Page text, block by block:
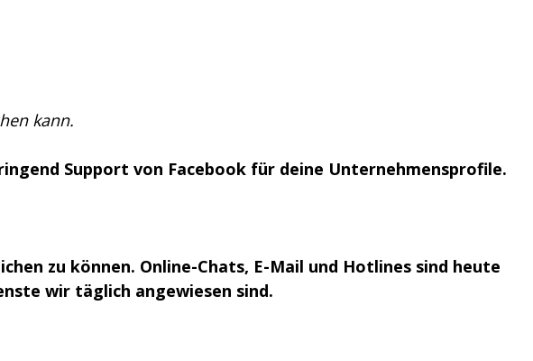
kann.
Support von Facebook für deine Unternehmensprofile.
zu können. Online-Chats, E-Mail und Hotlines sind heute
wir täglich angewiesen sind.